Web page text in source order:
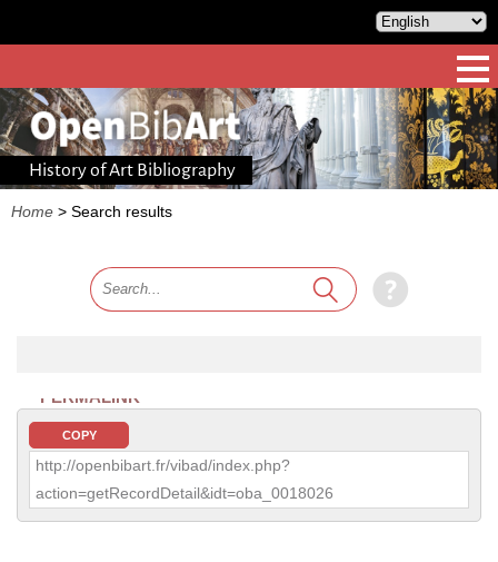
History of Art Bibliography
Home > Search results
PERMALINK
COPY
http://openbibart.fr/vibad/index.php?
action=getRecordDetail&idt=oba_0018026